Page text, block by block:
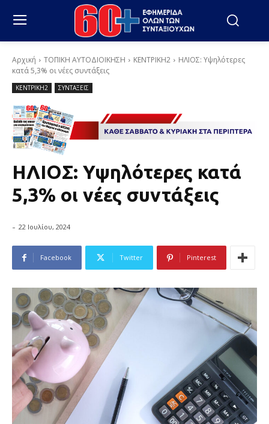
Αρχική ΤΟΠΙΚΗ ΑΥΤΟΔΙΟΙΚΗΣΗ ΚΕΝΤΡΙΚΗ2
ΗΛΙΟΣ: Υψηλότερες
κατά 5,3% οι νέες συντάξεις
ΚΕΝΤΡΙΚΗ2 ΣΥΝΤΑΞΕΙΣ
ΗΛΙΟΣ: Υψηλότερες κατά
5,3% οι νέες συντάξεις
- 22 Ιουλίου, 2024
Facebook Twitter Pinterest